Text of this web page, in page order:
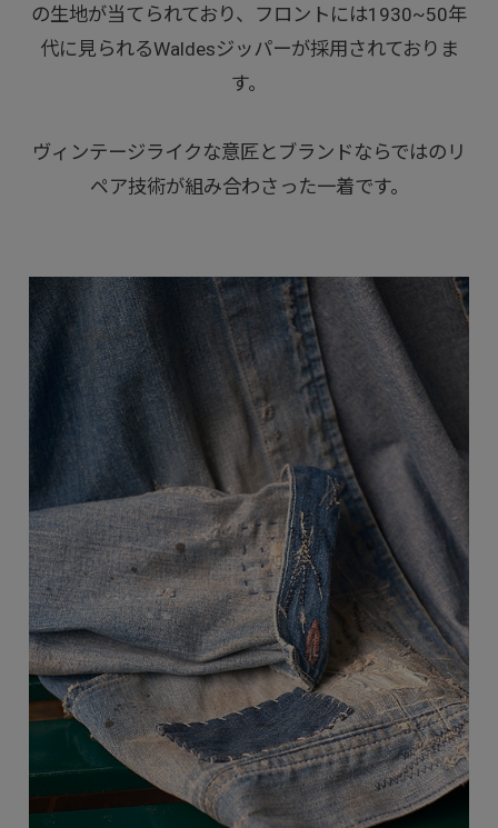
の生地が当てられており、フロントには1930~50年
代に見られるWaldesジッパーが採用されておりま
す。
ヴィンテージライクな意匠とブランドならではのリ
ペア技術が組み合わさった一着です。